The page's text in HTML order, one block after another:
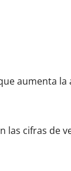
aumenta la
las cifras de